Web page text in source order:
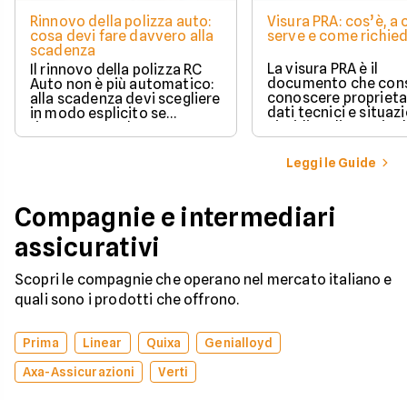
Rinnovo della polizza auto:
cosa devi fare davvero alla
scadenza
Il rinnovo della polizza RC
Auto non è più automatico:
alla scadenza devi scegliere
in modo esplicito se
rinnovare con la stessa
compagnia o stipulare un
Visura PRA: cos’è, a
serve e come
La visura PRA è il
documento che
conoscere
dati tecnici e
giuridica di un
iscritto al Pubblico
Automobilistico.
Leggi le Guide
Compagnie e intermediari
assicurativi
Scopri le compagnie che operano nel mercato italiano e
quali sono i prodotti che offrono.
Prima Linear Quixa
Genialloyd
Axa-Assicurazioni
Verti